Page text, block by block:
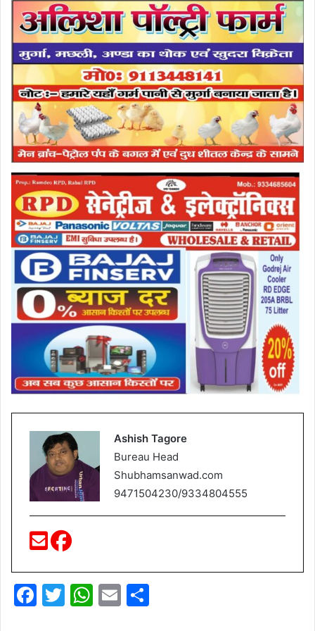
Ashish Tagore
Bureau Head
Shubhamsanwad.com
9471504230/9334804555
F
T
W E